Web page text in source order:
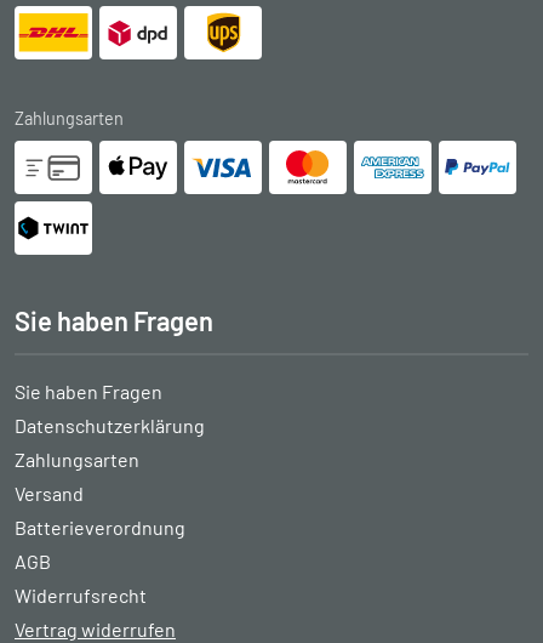
Zahlungsarten
Sie haben Fragen
Sie haben Fragen
Datenschutzerklärung
Zahlungsarten
Versand
Batterieverordnung
AGB
Widerrufsrecht
Vertrag widerrufen